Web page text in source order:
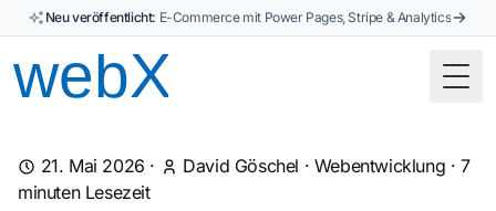
Neu veröffentlicht: E-Commerce mit Power Pages, Stripe & Analytics
21. Mai 2026 · David Göschel · Webentwicklung ·7
minuten Lesezeit